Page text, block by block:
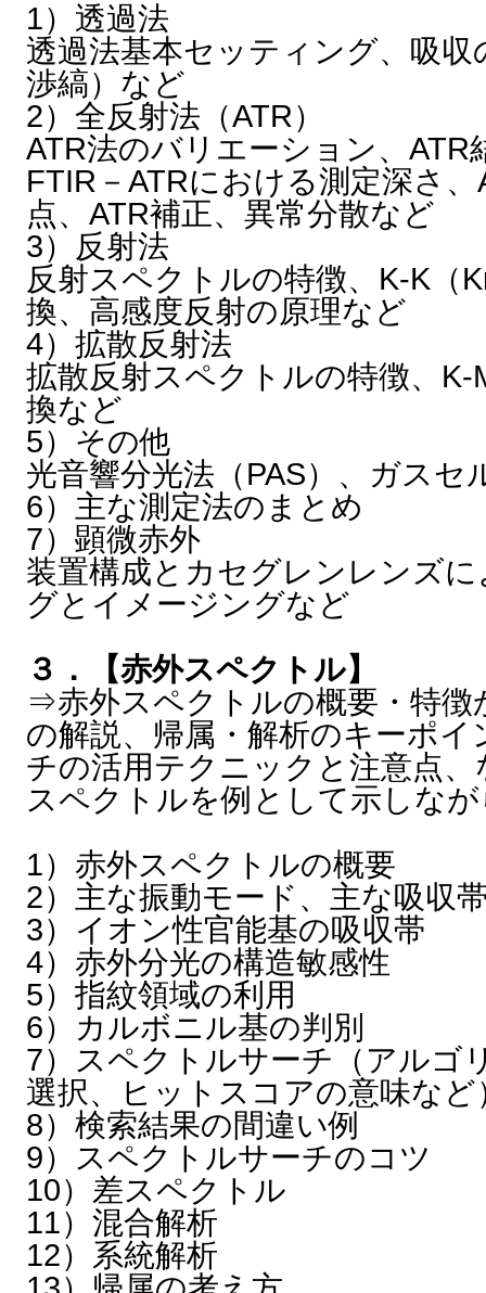
1）透過法
透過法基本セッティング、吸
渉縞）など
2）全反射法（ATR）
ATR法のバリエーション、ATR
FTIR－ATRにおける測定深さ
点、ATR補正、異常分散など
3）反射法
反射スペクトルの特徴、K-K（
換、高感度反射の原理など
4）拡散反射法
拡散反射スペクトルの特徴、K-
換など
5）その他
光音響分光法（PAS）、ガスセ
6）主な測定法のまとめ
7）顕微赤外
装置構成とカセグレンレンズ
グとイメージングなど
３．【赤外スペクトル】
⇒赤外スペクトルの概要・特徴
の解説、帰属・解析のキーポ
チの活用テクニックと注意点
スペクトルを例として示しな
1）赤外スペクトルの概要
2）主な振動モード、主な吸収
3）イオン性官能基の吸収帯
4）赤外分光の構造敏感性
5）指紋領域の利用
6）カルボニル基の判別
7）スペクトルサーチ（アルゴ
選択、ヒットスコアの意味など
8）検索結果の間違い例
9）スペクトルサーチのコツ
10）差スペクトル
11）混合解析
12）系統解析